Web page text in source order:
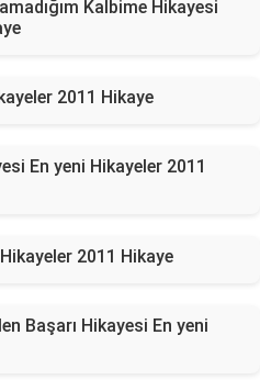
Kalbime Hikayesi
2011 Hikaye
En yeni Hikayeler 2011
2011 Hikaye
Başarı Hikayesi En yeni